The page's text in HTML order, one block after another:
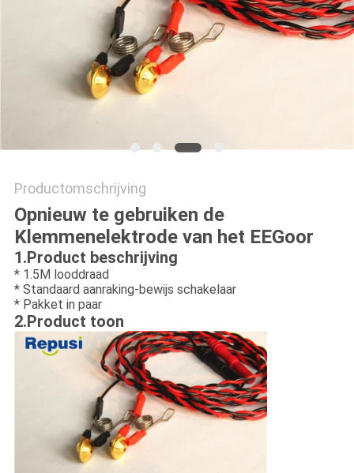
Productomschrijving
Opnieuw te gebruiken de
Klemmenelektrode van het EEGoor
1.Product beschrijving
* 1.5M looddraad
* Standaard aanraking-bewijs schakelaar
* Pakket in paar
2.Product toon